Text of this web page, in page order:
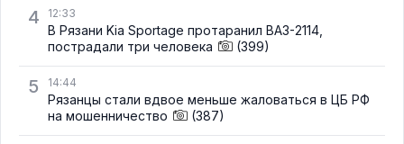
4 12:33
В Рязани Kia Sportage протаранил ВАЗ-2114,
пострадали три человека
(399)
5 14:44
Рязанцы стали вдвое меньше жаловаться в ЦБ РФ
на мошенничество
(387)